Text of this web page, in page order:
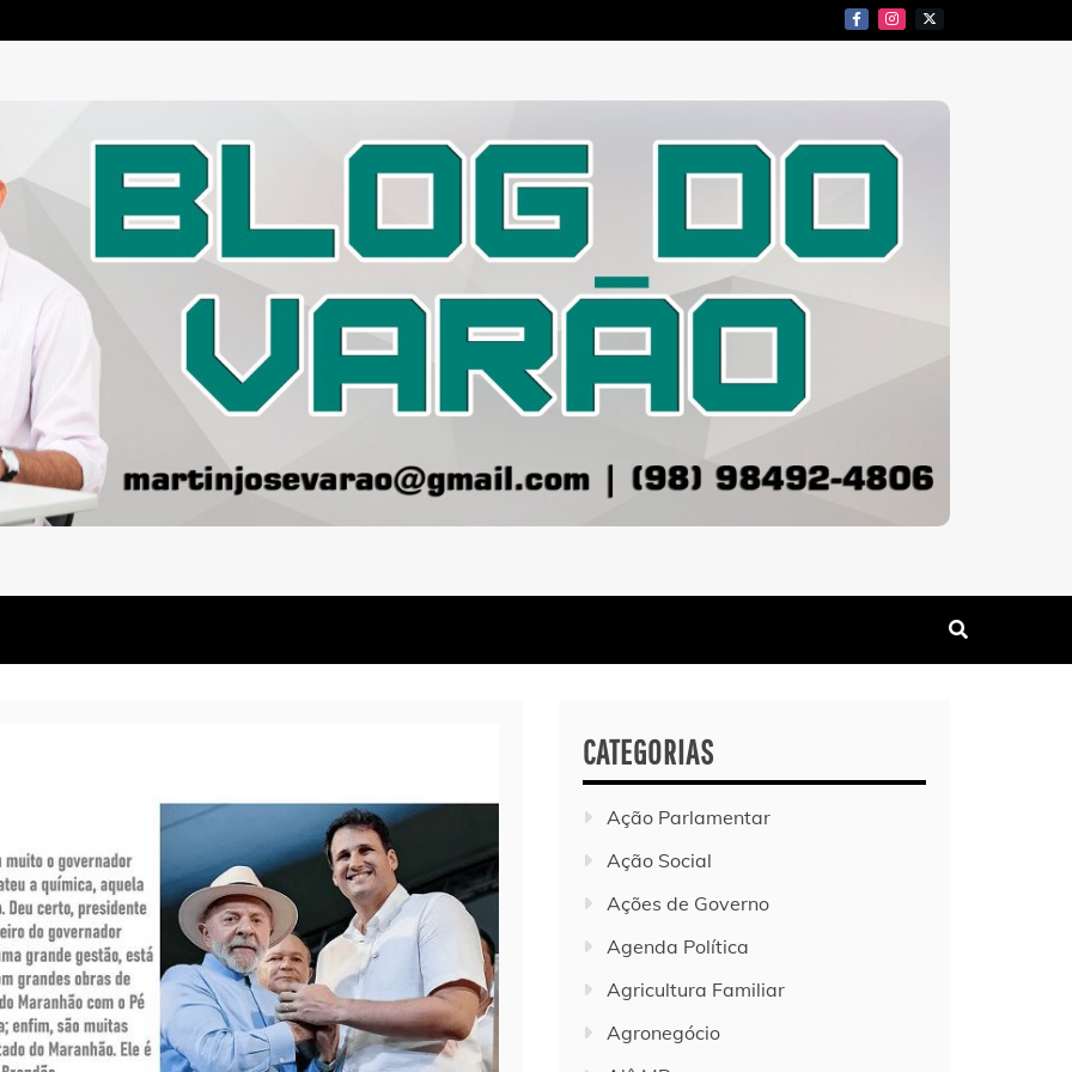
CATEGORIAS
Ação Parlamentar
Ação Social
Ações de Governo
Agenda Política
Agricultura Familiar
Agronegócio